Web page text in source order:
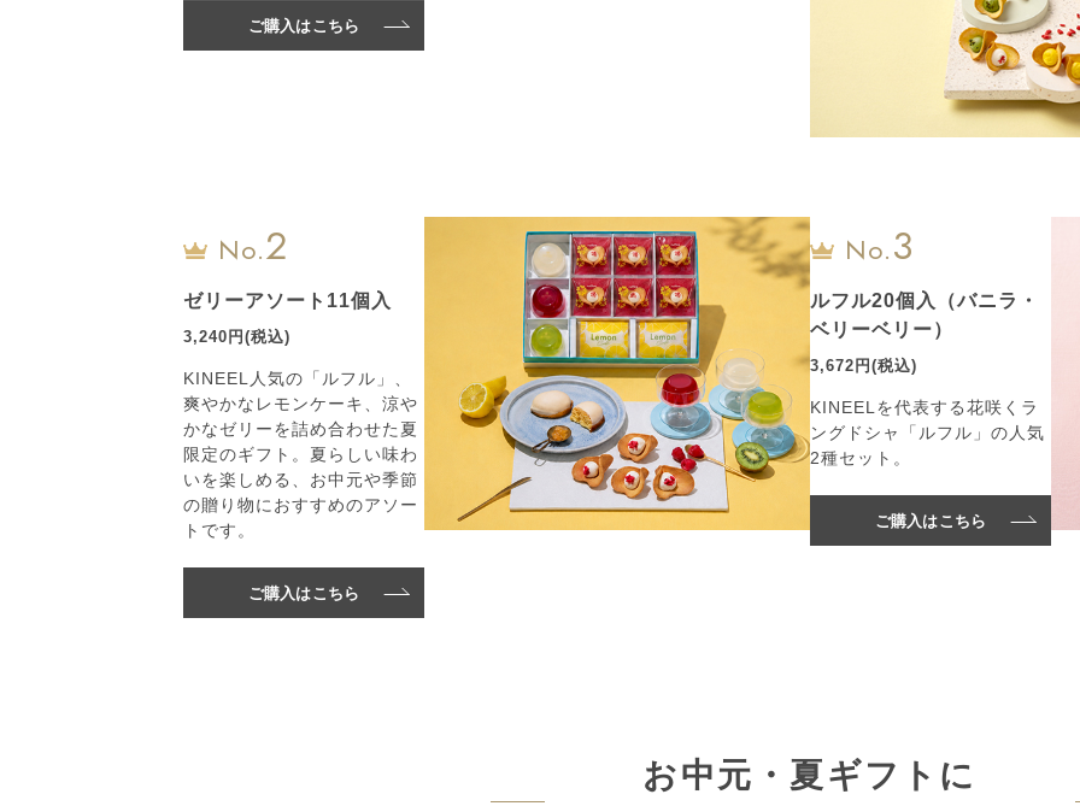
ご購入はこちら
No.2
ゼリーアソート11個入
3,240円(税込)
KINEEL人気の「ルフル」、
爽やかなレモンケーキ、涼や
かなゼリーを詰め合わせた夏
限定のギフト。夏らしい味わ
いを楽しめる、お中元や季節
の贈り物におすすめのアソー
トです。
ご購入はこちら
No.3
ルフル20個入（バニラ・
ベリーベリー）
3,672円(税込)
KINEELを代表する花咲くラ
ングドシャ「ルフル」の人気
2種セット。
ご購入はこちら
お中元・夏ギフトに